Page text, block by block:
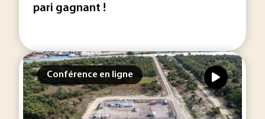
pari gagnant !
Conférence en ligne